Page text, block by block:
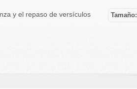
Tamaño:
y el repaso de versículos